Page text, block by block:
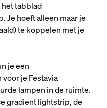
tabblad
Je hoeft alleen maar je
te koppelen met je
je een
je Festavia
lampen in de ruimte.
gradient lightstrip, de